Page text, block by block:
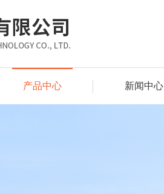
产品中心 新闻中心